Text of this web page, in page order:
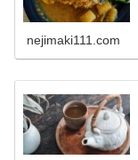
nejimaki111.com